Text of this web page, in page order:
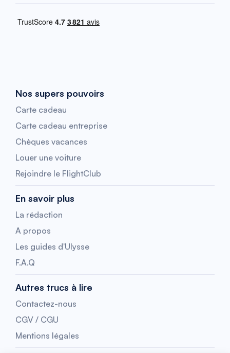
Nos supers pouvoirs
Carte cadeau
Carte cadeau entreprise
Chèques vacances
Louer une voiture
Rejoindre le FlightClub
En savoir plus
La rédaction
A propos
Les guides d'Ulysse
F.A.Q
Autres trucs à lire
Contactez-nous
CGV / CGU
Mentions légales